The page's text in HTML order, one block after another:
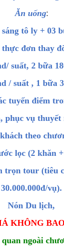
Ăn uống:
tô ly + 03
đơn thay
suất, 2 bữa
/ suất , 1 bữa
tuyến điểm
phục vụ
theo
lọc (2 khăn
trọn tour (tiêu
30.000.000đ/vụ).
Nón Du lịch,
KHÔNG
ngoài